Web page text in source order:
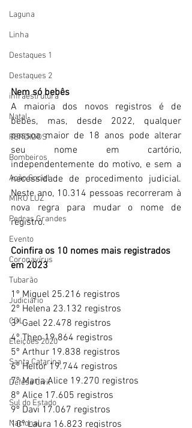
Laguna
Linha
Destaques 1
Destaques 2
infraestrutura
Natal
PERDIDOS
Bombeiros
Ação Social
MIRO LUZ
Pedras Grandes
Evento
Coronavírus
Tubarão
Judiciário
CDL
Eleições 2020
Santa Catarina
Defesa Civil
Sul do Estado
Nacional
Nem só bebês
A maioria dos novos registros é de
bebês, mas, desde 2022, qualquer
pessoa maior de 18 anos pode alterar
seu nome em cartório,
independentemente do motivo, e sem a
necessidade de procedimento judicial.
Neste ano, 10.314 pessoas recorreram à
nova regra para mudar o nome de
registro.
Coinfira os 10 nomes mais registrados
em 2023
1º Miguel 25.216 registros
2º Helena 23.132 registros
3º Gael 22.478 registros
4º Theo 19.864 registros
5º Arthur 19.838 registros
6º Heitor 19.744 registros
7º Maria Alice 19.270 registros
8º Alice 17.605 registros
9º Davi 17.067 registros
10º Laura 16.823 registros